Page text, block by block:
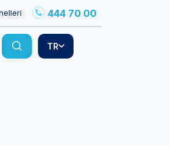
444 70 00
TR